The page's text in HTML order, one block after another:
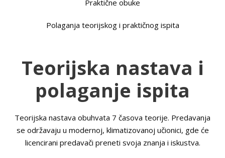
Praktične obuke
Polaganja teorijskog i praktičnog ispita
Teorijska nastava i
polaganje ispita
Teorijska nastava obuhvata 7 časova teorije. Predavanja
se održavaju u modernoj, klimatizovanoj učionici, gde će
licencirani predavači preneti svoja znanja i iskustva.